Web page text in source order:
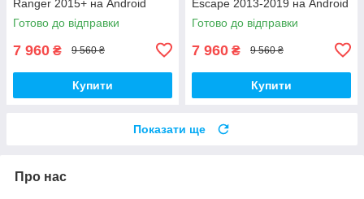
Ranger 2015+ на Android
Готово до відправки
7 960 ₴ 9 560 ₴
Купити
Escape 2013-2019 на Android
Готово до відправки
7 960 ₴ 9 560 ₴
Купити
Показати ще
Про нас